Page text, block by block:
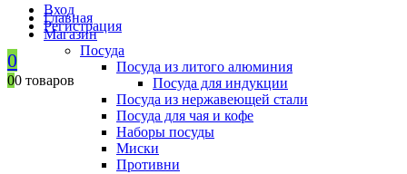
Вход
Регистрация
0
00 товаров
Главная
Магазин
Посуда
Посуда из литого алюминия
Посуда для индукции
Посуда из нержавеющей стали
Посуда для чая и кофе
Наборы посуды
Миски
Противни